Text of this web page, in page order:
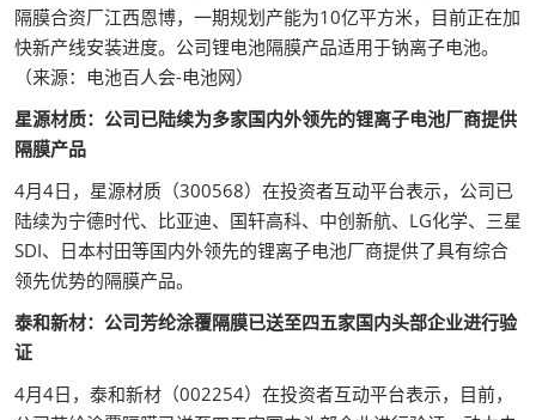
隔膜合资厂江西恩博，一期规划产能为10亿平方米，目前正在加
快新产线安装进度。公司锂电池隔膜产品适用于钠离子电池。
（来源：电池百人会-电池网）
星源材质：公司已陆续为多家国内外领先的锂离子电池厂商提供
隔膜产品
4月4日，星源材质（300568）在投资者互动平台表示，公司已
陆续为宁德时代、比亚迪、国轩高科、中创新航、LG化学、三星
SDI、日本村田等国内外领先的锂离子电池厂商提供了具有综合
领先优势的隔膜产品。
泰和新材：公司芳纶涂覆隔膜已送至四五家国内头部企业进行验
证
4月4日，泰和新材（002254）在投资者互动平台表示，目前，